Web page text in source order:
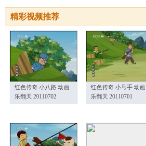
精彩视频推荐
红色传奇 小八路 动画
乐翻天 20110702
红色传奇 小号手 动画
乐翻天 20110701